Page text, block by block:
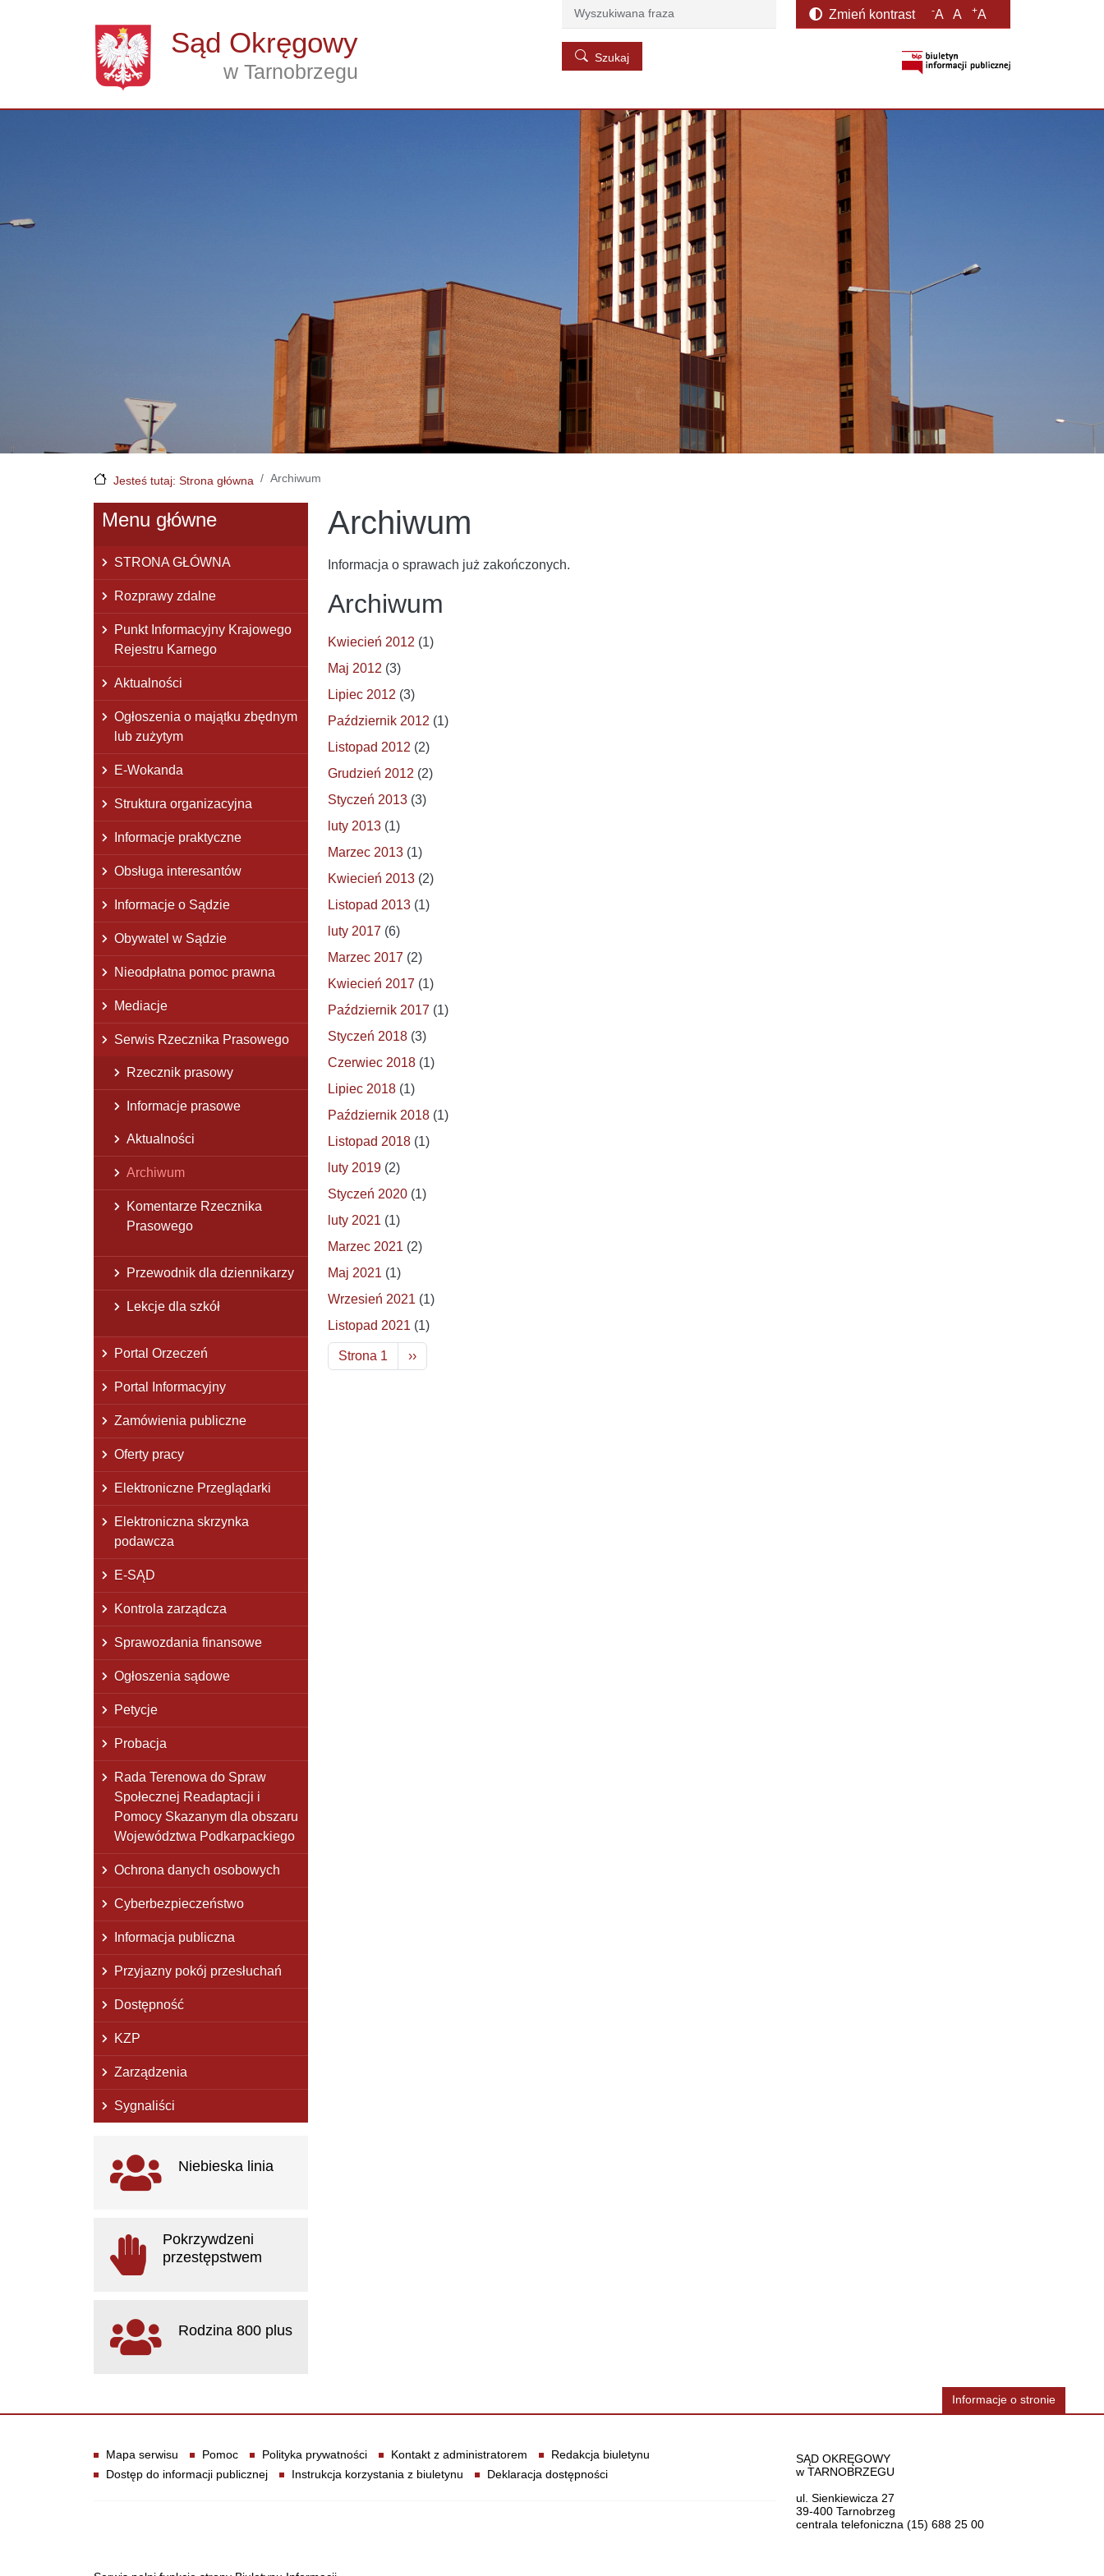
Sąd Okręgowy
w Tarnobrzegu
Szukaj
Szukaj
Zmień kontrast -A A +A
Jesteś tutaj: Strona główna Archiwum
Archiwum
Informacja o sprawach już zakończonych.
Archiwum
Kwiecień 2012 (1)
Maj 2012 (3)
Lipiec 2012 (3)
Październik 2012 (1)
Listopad 2012 (2)
Grudzień 2012 (2)
Styczeń 2013 (3)
luty 2013 (1)
Marzec 2013 (1)
Kwiecień 2013 (2)
Listopad 2013 (1)
luty 2017 (6)
Marzec 2017 (2)
Kwiecień 2017 (1)
Październik 2017 (1)
Styczeń 2018 (3)
Czerwiec 2018 (1)
Lipiec 2018 (1)
Październik 2018 (1)
Listopad 2018 (1)
luty 2019 (2)
Styczeń 2020 (1)
luty 2021 (1)
Marzec 2021 (2)
Maj 2021 (1)
Wrzesień 2021 (1)
Listopad 2021 (1)
Stronicowanie
Strona 1 Następna strona
››
Menu główne
STRONA GŁÓWNA
Rozprawy zdalne
Punkt Informacyjny Krajowego
Rejestru Karnego
Aktualności
Ogłoszenia o majątku zbędnym
lub zużytym
E-Wokanda
Struktura organizacyjna
Informacje praktyczne
Obsługa interesantów
Informacje o Sądzie
Obywatel w Sądzie
Nieodpłatna pomoc prawna
Mediacje
Serwis Rzecznika Prasowego
Rzecznik prasowy
Informacje prasowe
Aktualności
Archiwum
Komentarze Rzecznika
Prasowego
Przewodnik dla dziennikarzy
Lekcje dla szkół
Portal Orzeczeń
Portal Informacyjny
Zamówienia publiczne
Oferty pracy
Elektroniczne Przeglądarki
Elektroniczna skrzynka
podawcza
E-SĄD
Kontrola zarządcza
Sprawozdania finansowe
Ogłoszenia sądowe
Petycje
Probacja
Rada Terenowa do Spraw
Społecznej Readaptacji i
Pomocy Skazanym dla obszaru
Województwa Podkarpackiego
Ochrona danych osobowych
Cyberbezpieczeństwo
Informacja publiczna
Przyjazny pokój przesłuchań
Dostępność
KZP
Zarządzenia
Sygnaliści
Ważne linki
Niebieska linia
Pokrzywdzeni
przestępstwem
Rodzina 800 plus
Informacje o stronie
Informacje
Mapa serwisu Pomoc Polityka prywatności Kontakt z administratorem
Redakcja biuletynu
Dostęp do informacji publicznej
Instrukcja korzystania z biuletynu Deklaracja dostępności Dane teleadresowe
SĄD OKRĘGOWY
w TARNOBRZEGU
ul. Sienkiewicza 27
39-400 Tarnobrzeg
centrala telefoniczna (15) 688 25 00